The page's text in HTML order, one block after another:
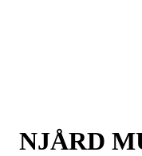
NJÅRD